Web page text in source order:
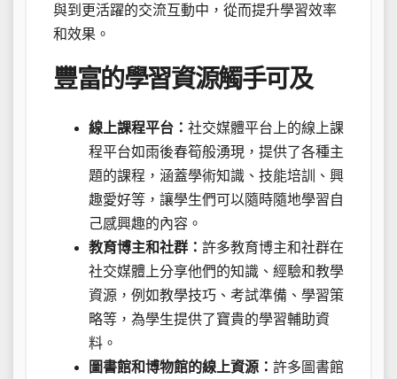
與到更活躍的交流互動中，從而提升學習效率
和效果。
豐富的學習資源觸手可及
線上課程平台： 社交媒體平台上的線上課
程平台如雨後春筍般湧現，提供了各種主
題的課程，涵蓋學術知識、技能培訓、興
趣愛好等，讓學生們可以隨時隨地學習自
己感興趣的內容。
教育博主和社群： 許多教育博主和社群在
社交媒體上分享他們的知識、經驗和教學
資源，例如教學技巧、考試準備、學習策
略等，為學生提供了寶貴的學習輔助資
料。
圖書館和博物館的線上資源： 許多圖書館